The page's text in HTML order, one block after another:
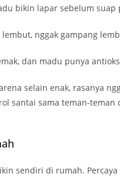
bikin lapar sebelum suap
nggak gampang
dan madu punya
selain enak, rasanya
santai sama teman-
sendiri di rumah.